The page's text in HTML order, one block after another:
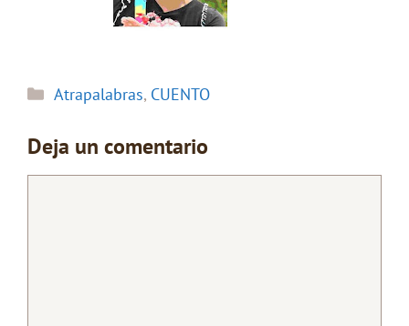
Categorías
Atrapalabras, CUENTO
Deja un comentario